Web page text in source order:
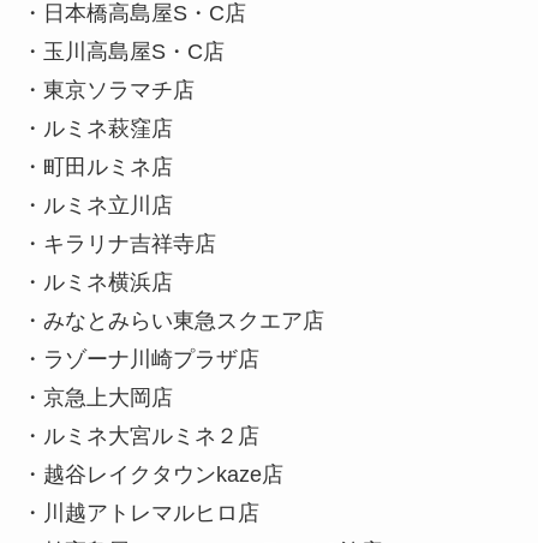
・日本橋高島屋S・C店
・玉川高島屋S・C店
・東京ソラマチ店
・ルミネ萩窪店
・町田ルミネ店
・ルミネ立川店
・キラリナ吉祥寺店
・ルミネ横浜店
・みなとみらい東急スクエア店
・ラゾーナ川崎プラザ店
・京急上大岡店
・ルミネ大宮ルミネ２店
・越谷レイクタウンkaze店
・川越アトレマルヒロ店